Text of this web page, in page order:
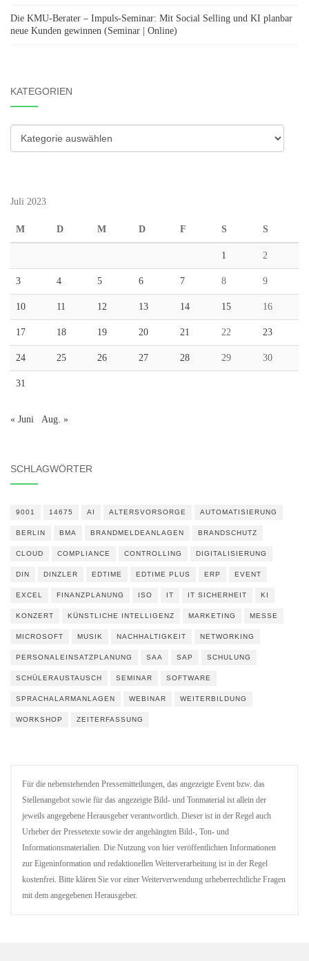
Die KMU-Berater – Impuls-Seminar: Mit Social Selling und KI planbar
neue Kunden gewinnen (Seminar | Online)
KATEGORIEN
Kategorien
Juli 2023
M D M D F S S
1 2
3 4 5 6 7 8 9
10 11 12 13 14 15 16
17 18 19 20 21 22 23
24 25 26 27 28 29 30
31
« Juni Aug. »
SCHLAGWÖRTER
9001 14675 AI ALTERSVORSORGE AUTOMATISIERUNG
BERLIN BMA BRANDMELDEANLAGEN BRANDSCHUTZ
CLOUD COMPLIANCE CONTROLLING DIGITALISIERUNG
DIN DINZLER EDTIME EDTIME PLUS ERP EVENT
EXCEL FINANZPLANUNG ISO IT IT SICHERHEIT KI
KONZERT KÜNSTLICHE INTELLIGENZ MARKETING MESSE
MICROSOFT MUSIK NACHHALTIGKEIT NETWORKING
PERSONALEINSATZPLANUNG SAA SAP SCHULUNG
SCHÜLERAUSTAUSCH SEMINAR SOFTWARE
SPRACHALARMANLAGEN WEBINAR WEITERBILDUNG
WORKSHOP ZEITERFASSUNG
Für die nebenstehenden Pressemitteilungen, das angezeigte Event bzw. das
Stellenangebot sowie für das angezeigte Bild- und Tonmaterial ist allein der
jeweils angegebene Herausgeber verantwortlich. Dieser ist in der Regel auch
Urheber der Pressetexte sowie der angehängten Bild-, Ton- und
Informationsmaterialien. Die Nutzung von hier veröffentlichten Informationen
zur Eigeninformation und redaktionellen Weiterverarbeitung ist in der Regel
kostenfrei. Bitte klären Sie vor einer Weiterverwendung urheberrechtliche Fragen
mit dem angegebenen Herausgeber.